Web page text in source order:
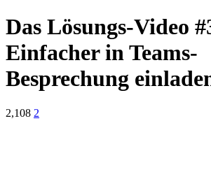
Das Lösungs-Video
Einfacher in Teams-
Besprechung
2,108 2